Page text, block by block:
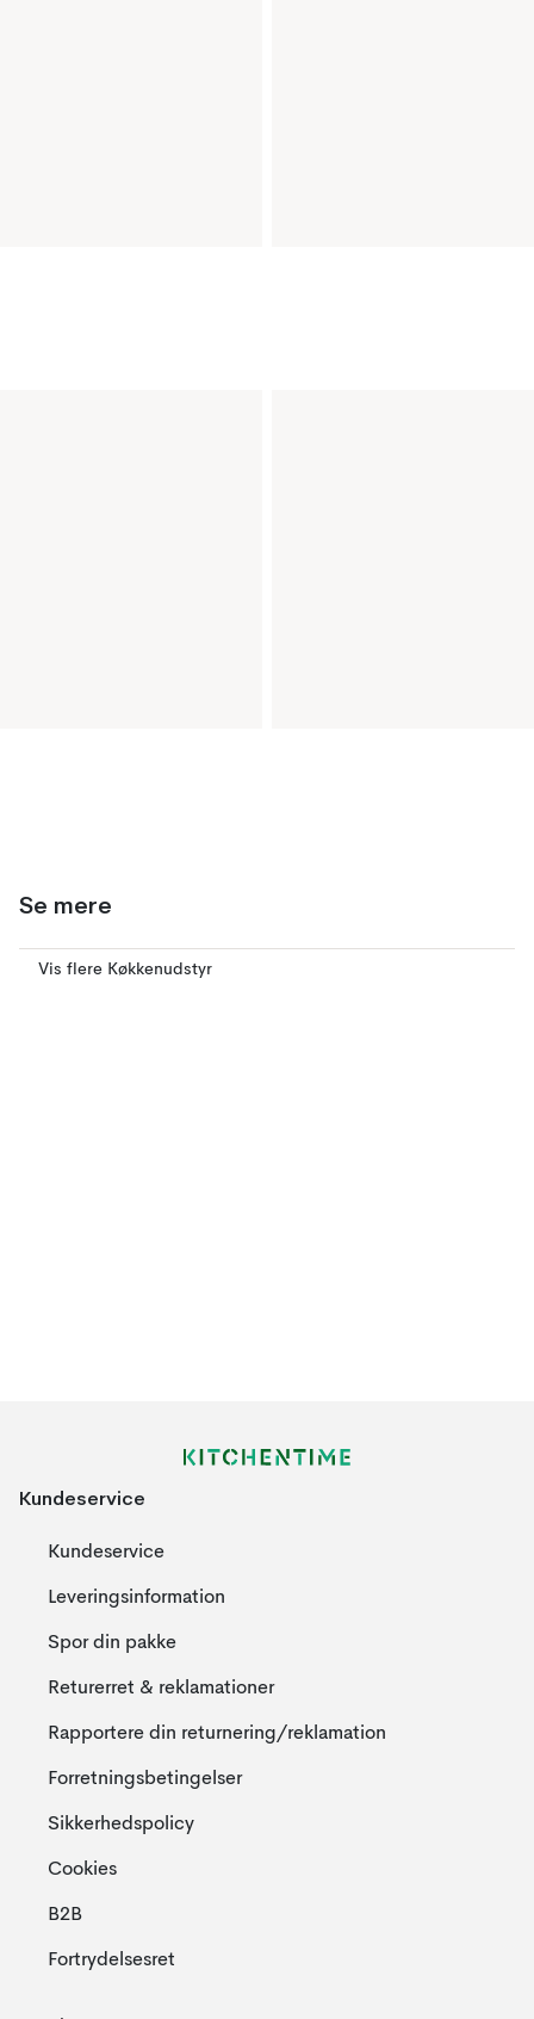
Se mere
Vis flere Køkkenudstyr
Kundeservice
Kundeservice
Leveringsinformation
Spor din pakke
Returerret & reklamationer
Rapportere din returnering/reklamation
Forretningsbetingelser
Sikkerhedspolicy
Cookies
B2B
Fortrydelsesret